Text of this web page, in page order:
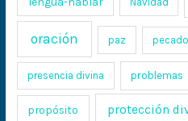
oración paz pecado
presencia divina problemas
propósito protección